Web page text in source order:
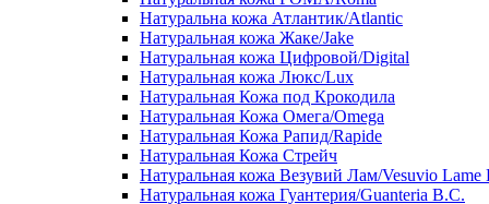
Натуральна кожа Атлантик/Atlantic
Натуральная кожа Жаке/Jake
Натуральная кожа Цифровой/Digital
Натуральная кожа Люкс/Lux
Натуральная Кожа под Крокодила
Натуральная Кожа Омега/Omega
Натуральная Кожа Рапид/Rapide
Натуральная Кожа Стрейч
Натуральная кожа Везувий Лам/Vesuvio Lame
Натуральная кожа Гуантерия/Guanteria B.C.